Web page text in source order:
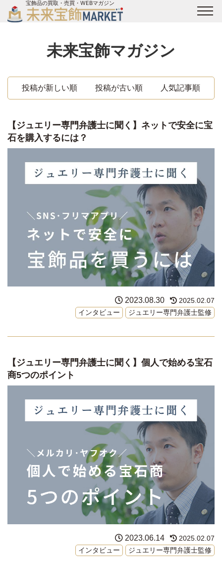
宝飾品の買取・売買・WEBマガジン
ジュエリー買取
未来宝飾マガジン
運営会社
未来宝飾マガジン
投稿が新しい順 投稿が古い順 人気記事順
【ジュエリー専門弁護士に聞く】ネットで安全に宝
石を購入するには？
2023.08.30
2025.02.07
インタビュー
ジュエリー専門弁護士監修
【ジュエリー専門弁護士に聞く】個人で始める宝石
商5つのポイント
2023.06.14
2025.02.07
インタビュー
ジュエリー専門弁護士監修